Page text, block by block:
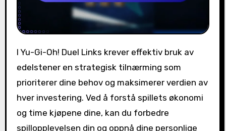
I Yu-Gi-Oh! Duel Links krever effektiv bruk av
edelstener en strategisk tilnærming som
prioriterer dine behov og maksimerer verdien av
hver investering. Ved å forstå spillets økonomi
og time kjøpene dine, kan du forbedre
spillopplevelsen din og oppnå dine personlige